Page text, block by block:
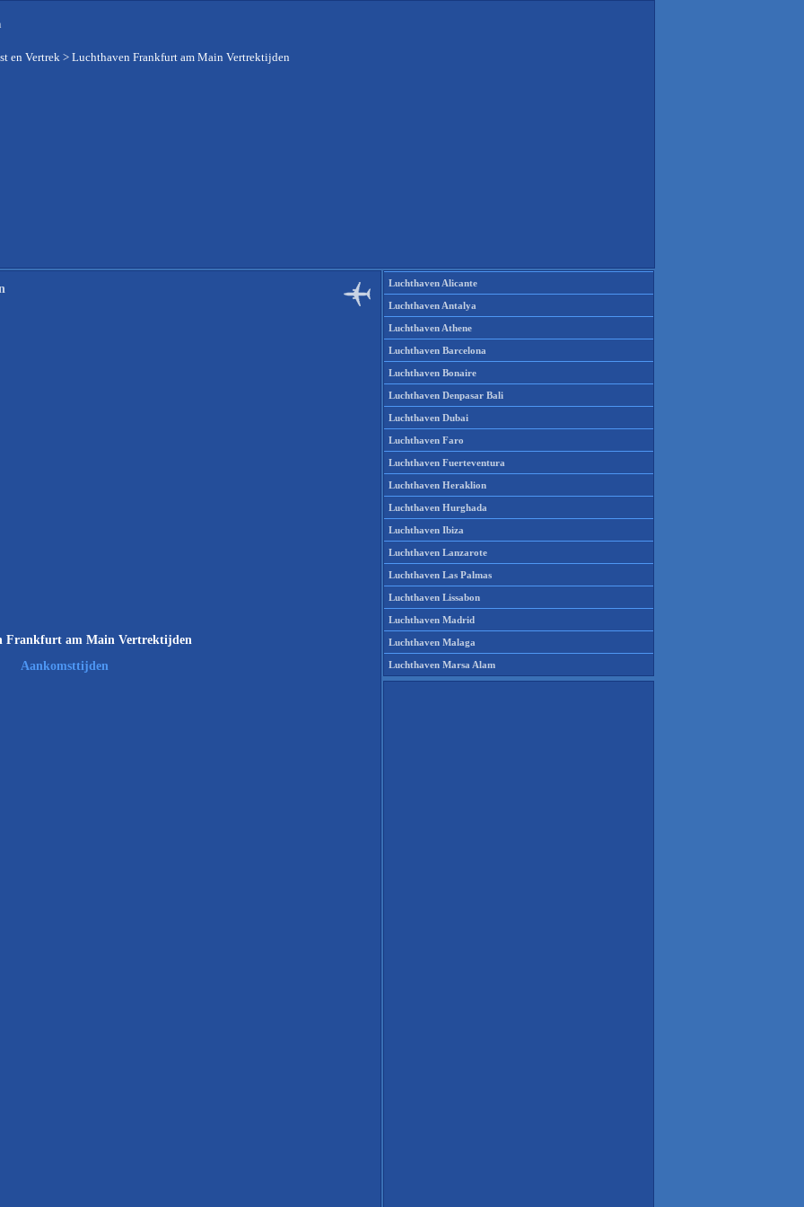
en Vertrek> Luchthaven Frankfurt am Main Vertrektijden
Frankfurt am Main Vertrektijden
Aankomsttijden
Luchthaven Alicante
Luchthaven Antalya
Luchthaven Athene
Luchthaven Barcelona
Luchthaven Bonaire
Luchthaven Denpasar Bali
Luchthaven Dubai
Luchthaven Faro
Luchthaven Fuerteventura
Luchthaven Heraklion
Luchthaven Hurghada
Luchthaven Ibiza
Luchthaven Lanzarote
Luchthaven Las Palmas
Luchthaven Lissabon
Luchthaven Madrid
Luchthaven Malaga
Luchthaven Marsa Alam